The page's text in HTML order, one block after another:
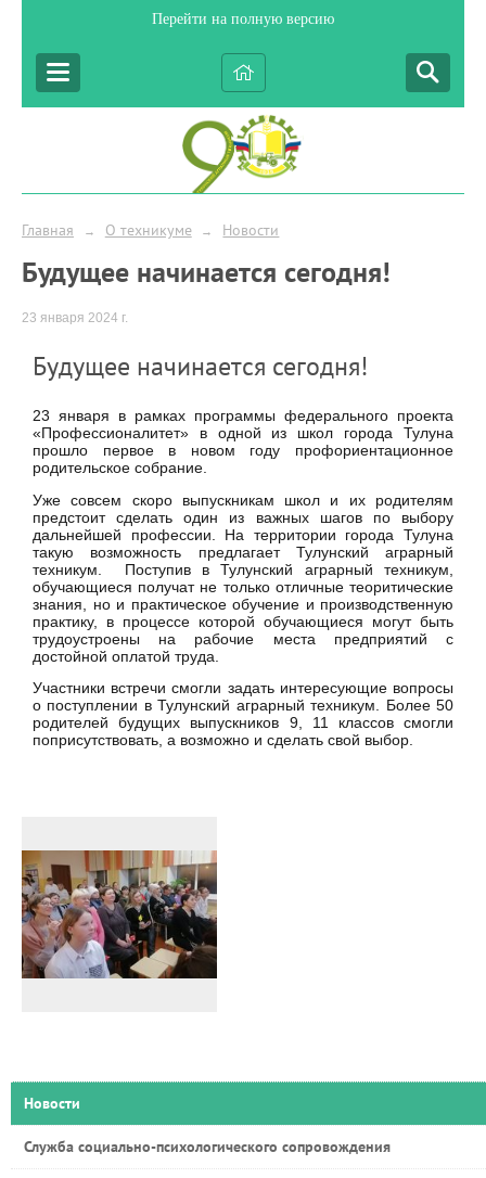
Перейти на полную версию
Главная → О техникуме → Новости
Будущее начинается сегодня!
23 января 2024 г.
Будущее начинается сегодня!
23 января в рамках программы федерального проекта
«Профессионалитет» в одной из школ города Тулуна
прошло первое в новом году профориентационное
родительское собрание.
Уже совсем скоро выпускникам школ и их родителям
предстоит сделать один из важных шагов по выбору
дальнейшей профессии. На территории города Тулуна
такую возможность предлагает Тулунский аграрный
техникум. Поступив в Тулунский аграрный техникум,
обучающиеся получат не только отличные теоритические
знания, но и практическое обучение и производственную
практику, в процессе которой обучающиеся могут быть
трудоустроены на рабочие места предприятий с
достойной оплатой труда.
Участники встречи смогли задать интересующие вопросы
о поступлении в Тулунский аграрный техникум. Более 50
родителей будущих выпускников 9, 11 классов смогли
поприсутствовать, а возможно и сделать свой выбор.
Новости
Служба социально-психологического сопровождения